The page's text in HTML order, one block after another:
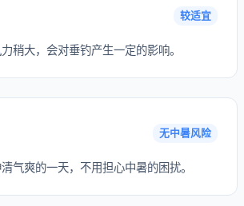
较适宜
稍大，会对垂钓产生一定的影响。
无中暑风险
气爽的一天，不用担心中暑的困扰。